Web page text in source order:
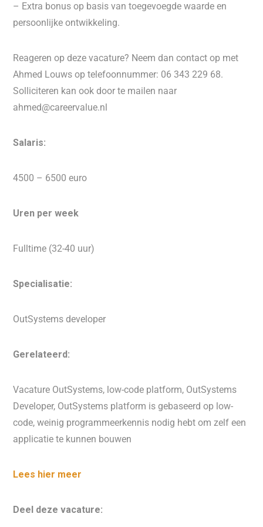
– Extra bonus op basis van toegevoegde waarde en
persoonlijke ontwikkeling.
Reageren op deze vacature? Neem dan contact op met
Ahmed Louws op telefoonnummer: 06 343 229 68.
Solliciteren kan ook door te mailen naar
ahmed@careervalue.nl
Salaris:
4500 – 6500 euro
Uren per week
Fulltime (32-40 uur)
Specialisatie:
OutSystems developer
Gerelateerd:
Vacature OutSystems, low-code platform, OutSystems
Developer, OutSystems platform is gebaseerd op low-
code, weinig programmeerkennis nodig hebt om zelf een
applicatie te kunnen bouwen
Lees hier meer
Deel deze vacature: